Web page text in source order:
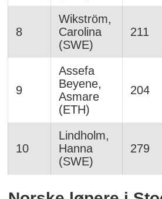
8
Wikström,
Carolina
(SWE)
211
9
Assefa
Beyene,
Asmare
(ETH)
204
10
Lindholm,
Hanna
(SWE)
279